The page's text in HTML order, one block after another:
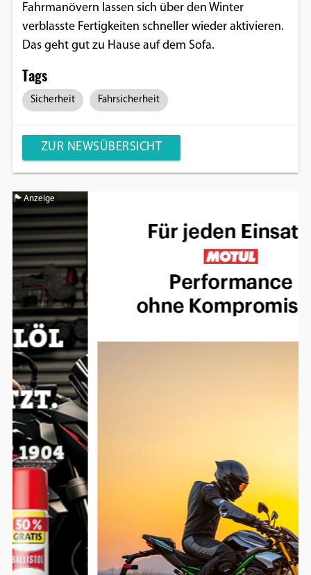
Fahrmanövern lassen sich über den Winter
verblasste Fertigkeiten schneller wieder aktivieren.
Das geht gut zu Hause auf dem Sofa.
Tags
Sicherheit Fahrsicherheit
ZUR NEWSÜBERSICHT
Anzeige